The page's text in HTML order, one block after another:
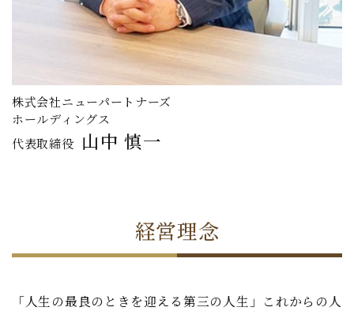
株式会社ニューパートナーズ
ホールディングス
代表取締役 山中 慎一
経営理念
「人生の最良のときを迎える第三の人生」これからの人